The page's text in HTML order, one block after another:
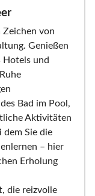
Zeichen von
Genießen
Hotels und
Bad im Pool,
Aktivitäten
dem Sie die
– hier
Erholung
die reizvolle